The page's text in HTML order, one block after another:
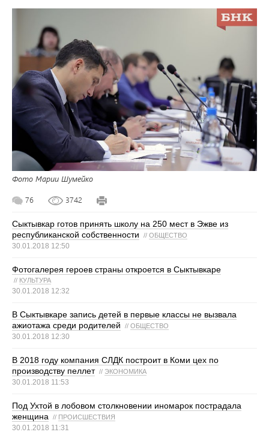
Фото Марии Шумейко
76 3742
Сыктывкар готов принять школу на 250 мест в Эжве из
республиканской собственности
// ОБЩЕСТВО
30.01.2018 12:50
Фотогалерея героев страны откроется в Сыктывкаре
// КУЛЬТУРА
30.01.2018 12:32
В Сыктывкаре запись детей в первые классы не вызвала
ажиотажа среди родителей
// ОБЩЕСТВО
30.01.2018 12:30
В 2018 году компания СЛДК построит в Коми цех по
производству пеллет // ЭКОНОМИКА
30.01.2018 11:53
Под Ухтой в лобовом столкновении иномарок пострадала
женщина // ПРОИСШЕСТВИЯ
30.01.2018 11:31